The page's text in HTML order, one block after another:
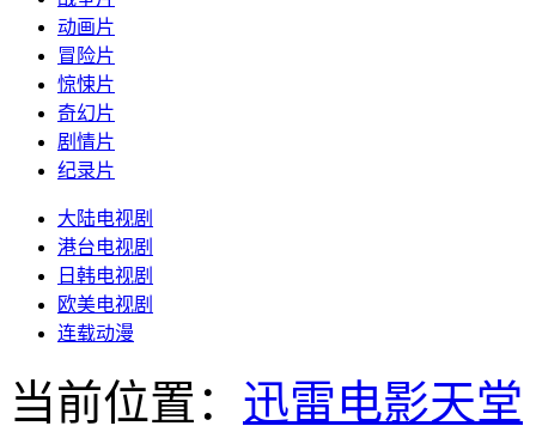
动画片
冒险片
惊悚片
奇幻片
剧情片
纪录片
大陆电视剧
港台电视剧
日韩电视剧
欧美电视剧
连载动漫
当前位置： 迅雷电影天堂